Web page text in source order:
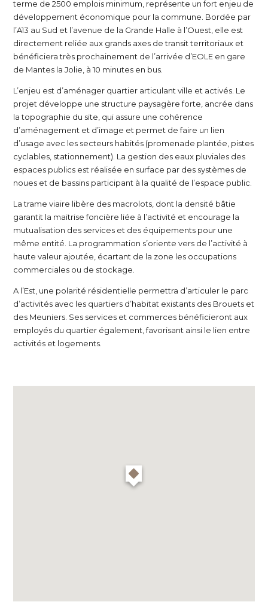
terme de 2500 emplois minimum, représente un fort enjeu de
développement économique pour la commune. Bordée par
l’A13 au Sud et l’avenue de la Grande Halle à l’Ouest, elle est
directement reliée aux grands axes de transit territoriaux et
bénéficiera très prochainement de l’arrivée d’EOLE en gare
de Mantes la Jolie, à 10 minutes en bus.
L’enjeu est d’aménager quartier articulant ville et activés. Le
projet développe une structure paysagère forte, ancrée dans
la topographie du site, qui assure une cohérence
d’aménagement et d’image et permet de faire un lien
d’usage avec les secteurs habités (promenade plantée, pistes
cyclables, stationnement). La gestion des eaux pluviales des
espaces publics est réalisée en surface par des systèmes de
noues et de bassins participant à la qualité de l’espace public.
La trame viaire libère des macrolots, dont la densité bâtie
garantit la maitrise foncière liée à l’activité et encourage la
mutualisation des services et des équipements pour une
même entité. La programmation s’oriente vers de l’activité à
haute valeur ajoutée, écartant de la zone les occupations
commerciales ou de stockage.
A l’Est, une polarité résidentielle permettra d’articuler le parc
d’activités avec les quartiers d’habitat existants des Brouets et
des Meuniers. Ses services et commerces bénéficieront aux
employés du quartier également, favorisant ainsi le lien entre
activités et logements.